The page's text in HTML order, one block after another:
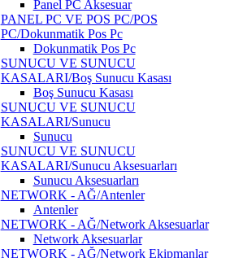
Panel PC Aksesuar
PANEL PC VE POS PC/POS
PC/Dokunmatik Pos Pc
Dokunmatik Pos Pc
SUNUCU VE SUNUCU
KASALARI/Boş Sunucu Kasası
Boş Sunucu Kasası
SUNUCU VE SUNUCU
KASALARI/Sunucu
Sunucu
SUNUCU VE SUNUCU
KASALARI/Sunucu Aksesuarları
Sunucu Aksesuarları
NETWORK - AĞ/Antenler
Antenler
NETWORK - AĞ/Network Aksesuarlar
Network Aksesuarlar
NETWORK - AĞ/Network Ekipmanlar